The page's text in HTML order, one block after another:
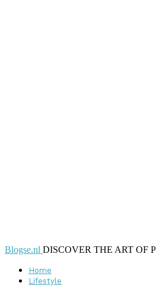
Blogse.nl DISCOVER THE ART OF
Home
Lifestyle